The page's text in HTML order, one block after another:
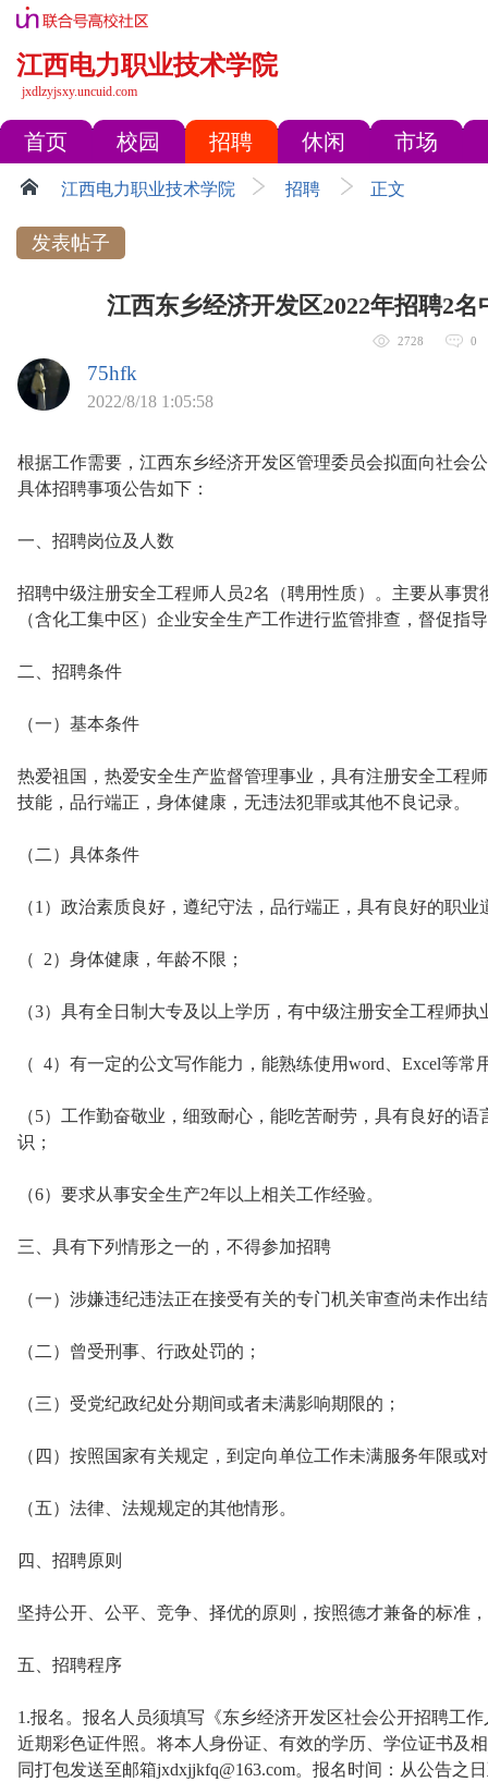
江西电力职业技术学院
jxdlzyjsxy.uncuid.com
首页 校园 招聘 休闲 市场
江西电力职业技术学院 招聘 正文
发表帖子
江西东乡经济开发区2022年招聘2
2728 0
75hfk
2022/8/18 1:05:58
根据工作需要，江西东乡经济开发区管理委员会拟面向社会
具体招聘事项公告如下：
一、招聘岗位及人数
招聘中级注册安全工程师人员2名（聘用性质）。主要从事
（含化工集中区）企业安全生产工作进行监管排查，督促指
二、招聘条件
（一）基本条件
热爱祖国，热爱安全生产监督管理事业，具有注册安全工程
技能，品行端正，身体健康，无违法犯罪或其他不良记录。
（二）具体条件
（1）政治素质良好，遵纪守法，品行端正，具有良好的职业
（ 2）身体健康，年龄不限；
（3）具有全日制大专及以上学历，有中级注册安全工程师
（ 4）有一定的公文写作能力，能熟练使用word、Excel等常
（5）工作勤奋敬业，细致耐心，能吃苦耐劳，具有良好的
识；
（6）要求从事安全生产2年以上相关工作经验。
三、具有下列情形之一的，不得参加招聘
（一）涉嫌违纪违法正在接受有关的专门机关审查尚未作出
（二）曾受刑事、行政处罚的；
（三）受党纪政纪处分期间或者未满影响期限的；
（四）按照国家有关规定，到定向单位工作未满服务年限或
（五）法律、法规规定的其他情形。
四、招聘原则
坚持公开、公平、竞争、择优的原则，按照德才兼备的标准
五、招聘程序
1.报名。报名人员须填写《东乡经济开发区社会公开招聘工
近期彩色证件照。将本人身份证、有效的学历、学位证书及
同打包发送至邮箱jxdxjjkfq@163.com。报名时间：从公告之